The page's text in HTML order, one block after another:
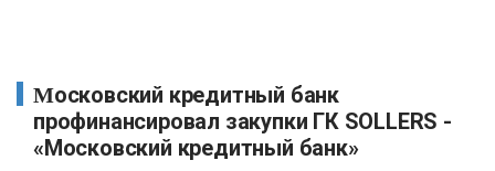
Московский кредитный банк
профинансировал закупки ГК SOLLERS -
«Московский кредитный банк»